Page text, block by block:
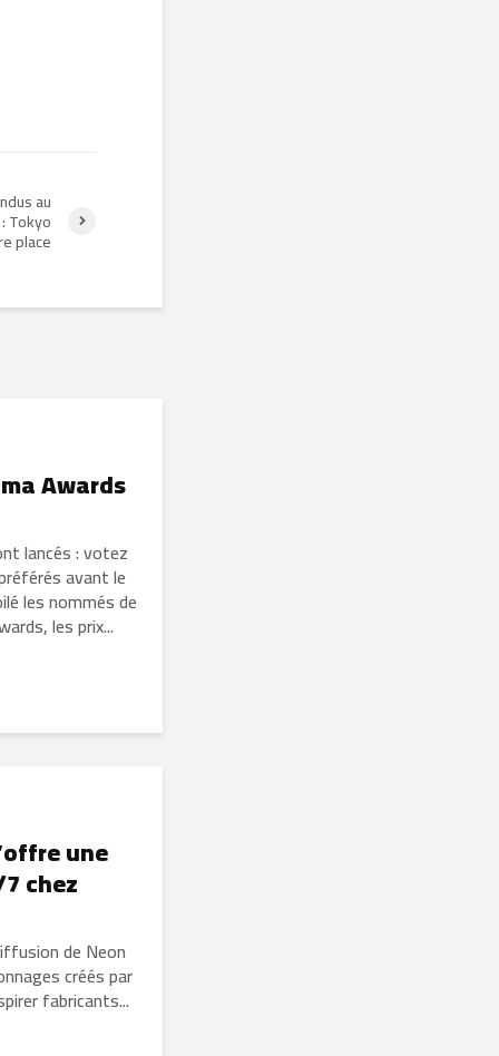
au
Tokyo
place
Awards
lancés : votez
avant le
les nommés de
les prix...
une
chez
de Neon
créés par
fabricants...